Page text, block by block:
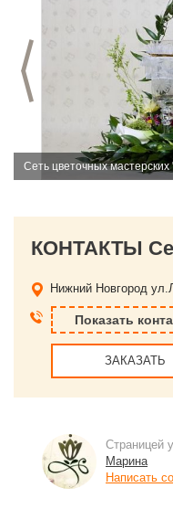
Предыдущий слайд
Сеть цветочных
Нижний Новгород
Показать
ЗАКАЗАТЬ
Страницей
Марина
Написать